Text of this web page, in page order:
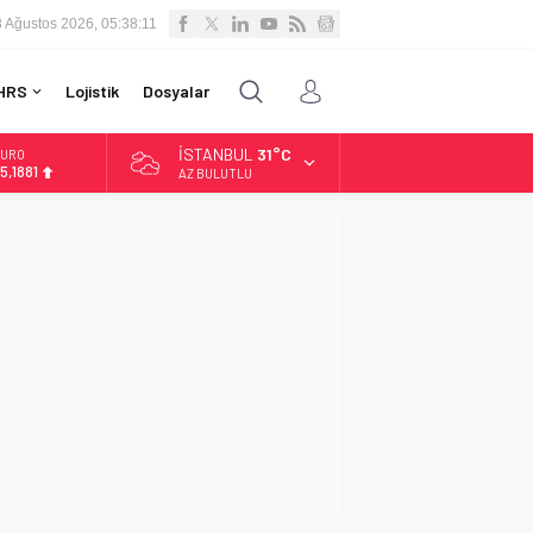
Ağustos 2026, 05:38:13
Lojistik Dosyalar
İSTANBUL 31°C
AZ BULUTLU